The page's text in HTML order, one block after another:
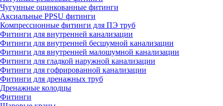
Чугунные оцинкованные фитинги
Аксиальные PPSU фитинги
Компрессионные фитинги для ПЭ труб
Фитинги для внутренней канализации
Фитинги для внутренней бесшумной канализации
Фитинги для внутренней малошумной канализации
Фитинги для гладкой наружной канализации
Фитинги для гофрированной канализации
Фитинги для дренажных труб
Дренажные колодцы
Фитинги